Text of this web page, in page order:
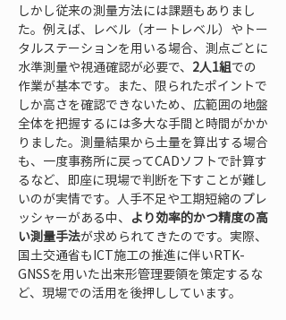
しかし従来の測量方法には課題もありまし
た。例えば、レベル（オートレベル）やトー
タルステーションを用いる場合、測点ごとに
水準測量や視通確認が必要で、 2人1組での
作業が基本です。また、限られたポイントで
しか高さを確認できないため、広範囲の地盤
全体を把握するには多大な手間と時間がかか
りました。測量結果から土量を算出する場合
も、一度事務所に戻ってCADソフトで計算す
るなど、即座に現場で判断を下すことが難し
いのが実情です。人手不足や工期短縮のプレ
ッシャーがある中、 より効率的かつ精度の高
い測量手法が求められてきたのです。実際、
国土交通省もICT施工の推進に伴いRTK-
GNSSを用いた出来形管理要領を策定するな
ど、現場での活用を後押ししています。